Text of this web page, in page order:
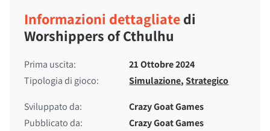
Informazioni dettagliatedi
Worshippers of Cthulhu
Prima uscita:
21 Ottobre 2024
Tipologia di gioco:
Simulazione,Strategico
Sviluppato da:
Crazy Goat Games
Pubblicato da:
Crazy Goat Games